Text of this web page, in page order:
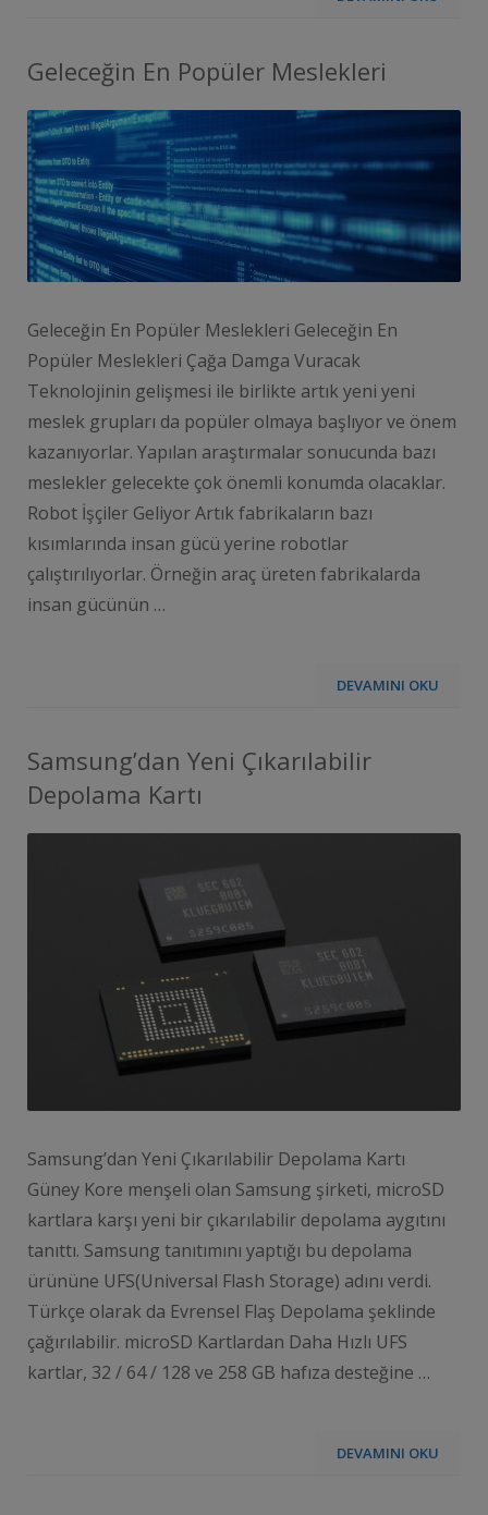
Geleceğin En Popüler Meslekleri
Geleceğin En Popüler Meslekleri Geleceğin En
Popüler Meslekleri Çağa Damga Vuracak
Teknolojinin gelişmesi ile birlikte artık yeni yeni
meslek grupları da popüler olmaya başlıyor ve önem
kazanıyorlar. Yapılan araştırmalar sonucunda bazı
meslekler gelecekte çok önemli konumda olacaklar.
Robot İşçiler Geliyor Artık fabrikaların bazı
kısımlarında insan gücü yerine robotlar
çalıştırılıyorlar. Örneğin araç üreten fabrikalarda
insan gücünün …
DEVAMINI OKU
Samsung’dan Yeni Çıkarılabilir
Depolama Kartı
Samsung’dan Yeni Çıkarılabilir Depolama Kartı
Güney Kore menşeli olan Samsung şirketi, microSD
kartlara karşı yeni bir çıkarılabilir depolama aygıtını
tanıttı. Samsung tanıtımını yaptığı bu depolama
ürününe UFS(Universal Flash Storage) adını verdi.
Türkçe olarak da Evrensel Flaş Depolama şeklinde
çağırılabilir. microSD Kartlardan Daha Hızlı UFS
kartlar, 32 / 64 / 128 ve 258 GB hafıza desteğine …
DEVAMINI OKU